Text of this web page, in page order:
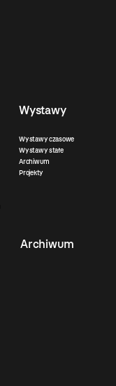
Wystawy
Wystawy czasowe
Wystawy stałe
Archiwum
Projekty
Archiwum